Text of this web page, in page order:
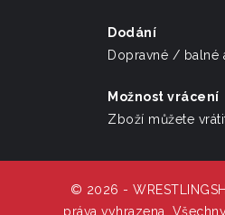
Dodání
Dopravné / balné
Možnost vrácení
Zboží můžete
© 2026 -
práva vyhrazena.